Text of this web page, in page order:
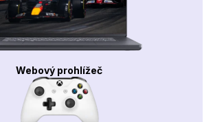
Webový prohlížeč